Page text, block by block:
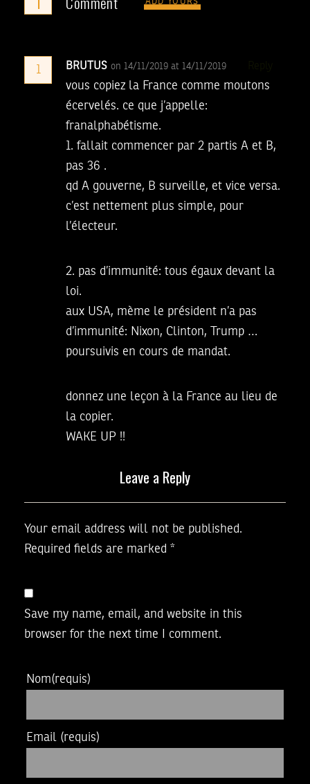
1 BRUTUS on 14/11/2019 at 14/11/2019
vous copiez la France comme moutons
écervelés. ce que j’appelle:
franalphabétisme.
1. fallait commencer par 2 partis A et B,
pas 36 .
qd A gouverne, B surveille, et vice versa.
c’est nettement plus simple, pour
l’électeur.
2. pas d’immunité: tous égaux devant la
loi.
aux USA, mème le président n’a pas
d’immunité: Nixon, Clinton, Trump …
poursuivis en cours de mandat.
donnez une leçon à la France au lieu de
la copier.
WAKE UP !!
Leave a Reply
Your email address will not be published.
Required fields are marked *
Save my name, email, and website in this
browser for the next time I comment.
Nom(requis)
Email (requis)